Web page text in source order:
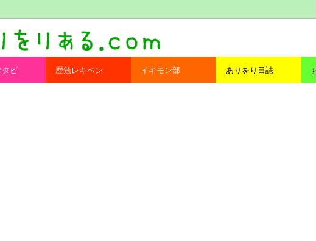
る.com
う。
ビ 歴勉レキベン イキモン部 ありをり日誌